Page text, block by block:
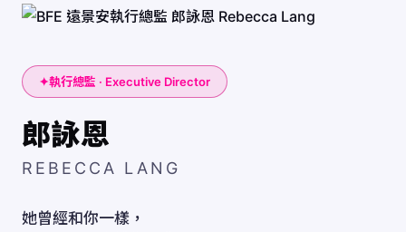
✦執行總監 · Executive Director
郎詠恩
REBECCA LANG
她曾經和你一樣，